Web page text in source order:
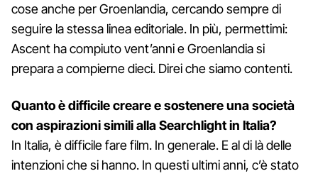
cose anche per Groenlandia, cercando sempre di
seguire la stessa linea editoriale. In più, permettimi:
Ascent ha compiuto vent’anni e Groenlandia si
prepara a compierne dieci. Direi che siamo contenti.
Quanto è difficile creare e sostenere una società
con aspirazioni simili alla Searchlight in Italia?
In Italia, è difficile fare film. In generale. E al di là delle
intenzioni che si hanno. In questi ultimi anni, c’è stato